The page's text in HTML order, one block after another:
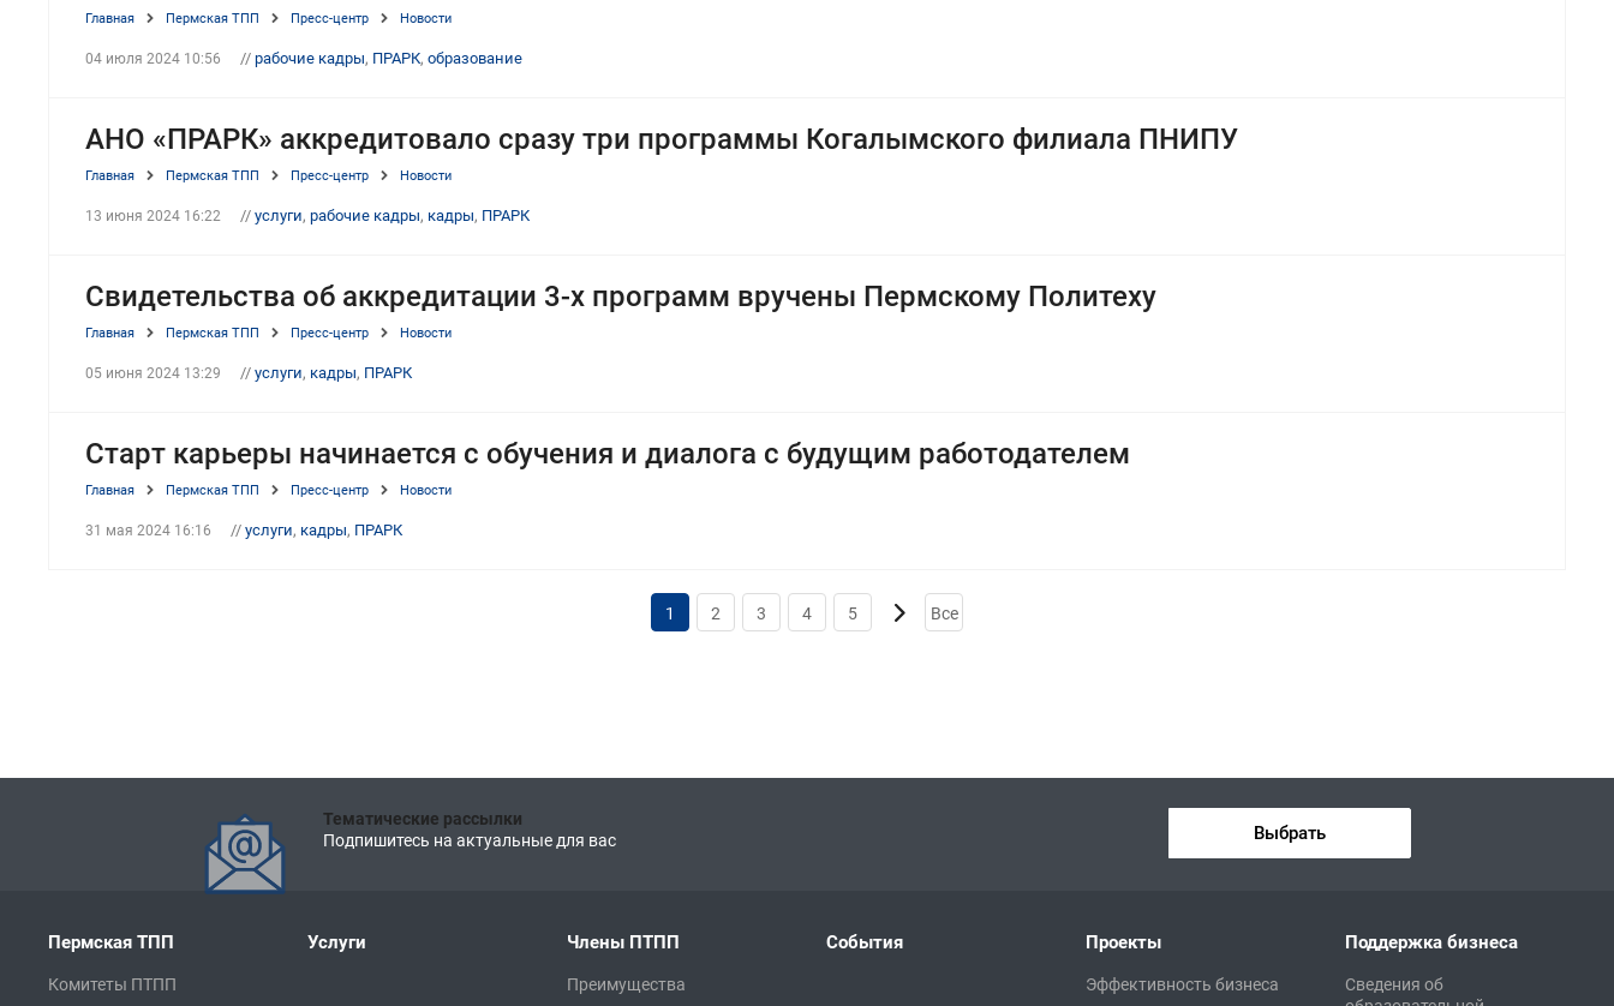
Главная Пермская ТПП Пресс-центр Новости
04 июля 2024 10:56 // рабочие кадры, ПРАРК, образование
АНО «ПРАРК» аккредитовало сразу три программы Когалымского филиала ПНИПУ
Главная Пермская ТПП Пресс-центр Новости
13 июня 2024 16:22 // услуги, рабочие кадры, кадры, ПРАРК
Свидетельства об аккредитации 3-х программ вручены Пермскому Политеху
Главная Пермская ТПП Пресс-центр Новости
05 июня 2024 13:29 // услуги, кадры, ПРАРК
Старт карьеры начинается с обучения и диалога с будущим работодателем
Главная Пермская ТПП Пресс-центр Новости
31 мая 2024 16:16 // услуги, кадры, ПРАРК
1 2 3 4 5 Все
Тематические рассылки
Подпишитесь на актуальные для вас
Выбрать
Пермская ТПП
Комитеты ПТПП
Услуги Члены ПТПП
Преимущества
События Проекты
Эффективность бизнеса
Поддержка бизнеса
Сведения об